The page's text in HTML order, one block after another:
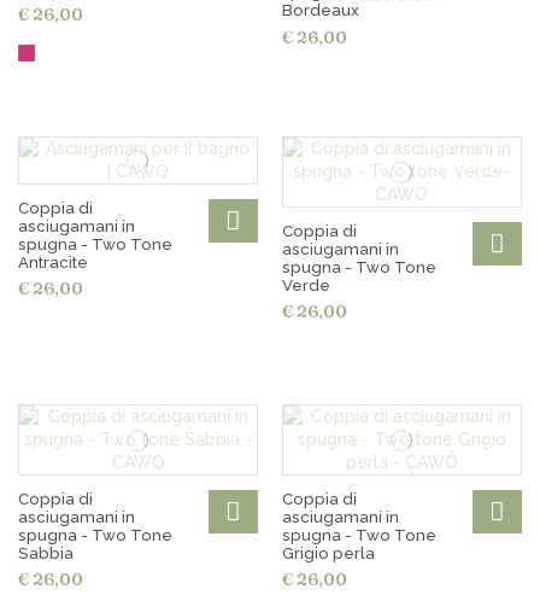
€ 26,00
Bordeaux
€ 26,00
Coppia di
asciugamani in
spugna - Two Tone
Antracite
€ 26,00
Coppia di
asciugamani in
spugna - Two Tone
Verde
€ 26,00
Coppia di
asciugamani in
spugna - Two Tone
Sabbia
€ 26,00
Coppia di
asciugamani in
spugna - Two Tone
Grigio perla
€ 26,00